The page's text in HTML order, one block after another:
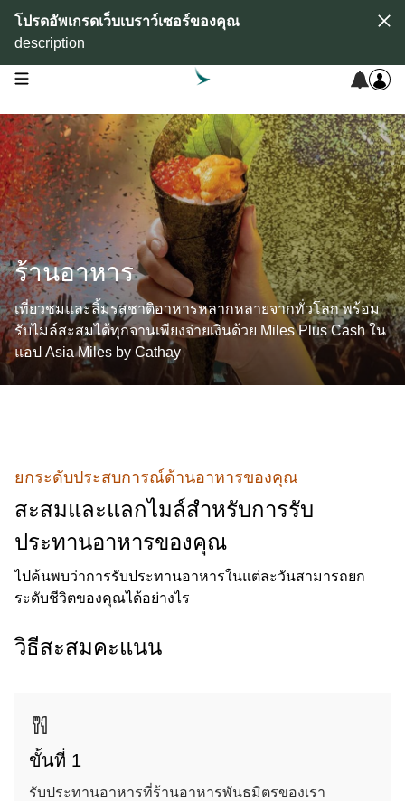
โปรดอัพเกรดเว็บเบราว์เซอร์ของคุณ
description
open navigation menu
ร้านอาหาร
เที่ยวชมและลิ้มรสชาติอาหารหลากหลายจากทั่วโลก พร้อม
รับไมล์สะสมได้ทุกจานเพียงจ่ายเงินด้วย Miles Plus Cash ใน
แอป Asia Miles by Cathay
ยกระดับประสบการณ์ด้านอาหารของคุณ
สะสมและแลกไมล์สำหรับการรับ
ประทานอาหารของคุณ
ไปค้นพบว่าการรับประทานอาหารในแต่ละวันสามารถยก
ระดับชีวิตของคุณได้อย่างไร
วิธีสะสมคะแนน
ขั้นที่ 1
รับประทานอาหารที่ร้านอาหารพันธมิตรของเรา